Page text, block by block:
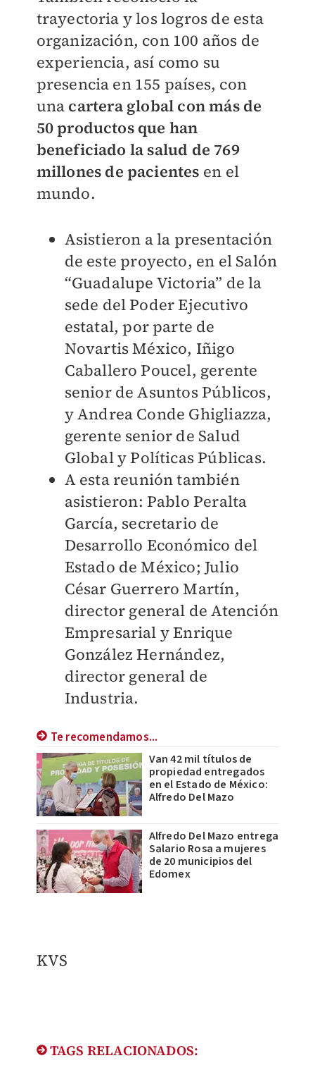
trayectoria y los logros de esta
organización, con 100 años de
experiencia, así como su
presencia en 155 países, con
una cartera global con más de
50 productos que han
beneficiado la salud de 769
millones de pacientes en el
mundo.
Asistieron a la presentación
de este proyecto, en el Salón
“Guadalupe Victoria” de la
sede del Poder Ejecutivo
estatal, por parte de
Novartis México, Iñigo
Caballero Poucel, gerente
senior de Asuntos Públicos,
y Andrea Conde Ghigliazza,
gerente senior de Salud
Global y Políticas Públicas.
A esta reunión también
asistieron: Pablo Peralta
García, secretario de
Desarrollo Económico del
Estado de México; Julio
César Guerrero Martín,
director general de Atención
Empresarial y Enrique
González Hernández,
director general de
Industria.
Te recomendamos...
Van 42 mil títulos de
propiedad entregados
en el Estado de México:
Alfredo Del Mazo
Alfredo Del Mazo entrega
Salario Rosa a mujeres
de 20 municipios del
Edomex
KVS
TAGS RELACIONADOS: